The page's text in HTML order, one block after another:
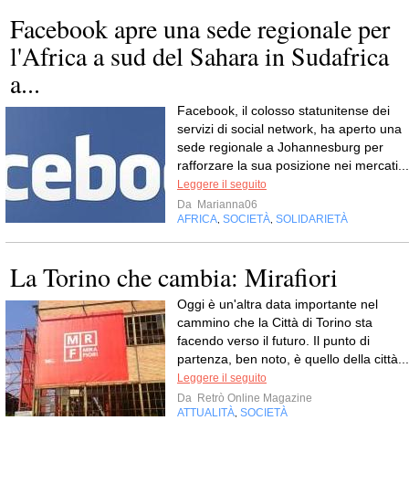
Facebook apre una sede regionale per
l'Africa a sud del Sahara in Sudafrica
a...
Facebook, il colosso statunitense dei
servizi di social network, ha aperto una
sede regionale a Johannesburg per
rafforzare la sua posizione nei mercati...
Leggere il seguito
Da Marianna06
AFRICA SOCIETÀ SOLIDARIETÀ
La Torino che cambia: Mirafiori
Oggi è un'altra data importante nel
cammino che la Città di Torino sta
facendo verso il futuro. Il punto di
partenza, ben noto, è quello della città...
Leggere il seguito
Da Retrò Online Magazine
ATTUALITÀ SOCIETÀ